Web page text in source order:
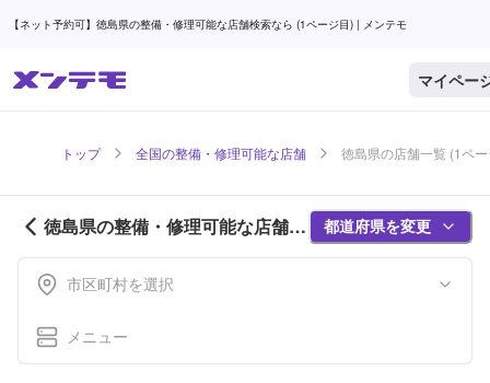
【ネット予約可】徳島県の整備・修理可能な店舗検索なら (1ページ目) | メンテモ
マイペー
トップ 全国の整備・修理可能な店舗 徳島県の店舗一覧 (1ペ
徳島県の整備・修理可能な店舗紹
介 (1ページ目)
都道府県を変更
市区町村を選択
メニュー